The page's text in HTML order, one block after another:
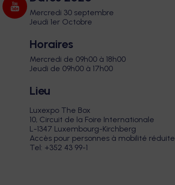
Mercredi 30 septembre
Jeudi 1er Octobre
Horaires
Mercredi de 09h00 à 18h00
Jeudi de 09h00 à 17h00
Lieu
Luxexpo The Box
10, Circuit de la Foire Internationale
L-1347 Luxembourg-Kirchberg
Accès pour personnes à mobilité réduite
Tel: +352 43 99-1